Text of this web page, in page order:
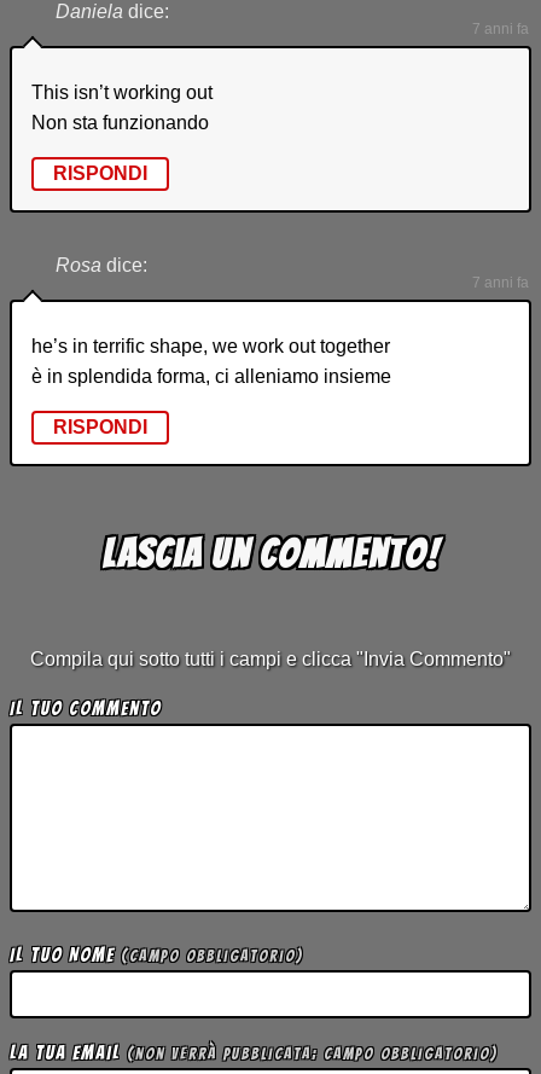
Daniela dice:
7 anni fa
This isn’t working out
Non sta funzionando
RISPONDI
Rosa dice:
7 anni fa
he’s in terrific shape, we work out together
è in splendida forma, ci alleniamo insieme
RISPONDI
Lascia un commento!
Compila qui sotto tutti i campi e clicca "Invia Commento"
Il tuo Commento
Il tuo Nome (campo obbligatorio)
La tua Email (non verrà pubblicata; campo obbligatorio)